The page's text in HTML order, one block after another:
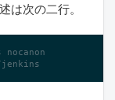
は次の二行。